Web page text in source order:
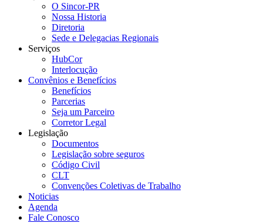
O Sincor-PR
Nossa Historia
Diretoria
Sede e Delegacias Regionais
Serviços
HubCor
Interlocução
Convênios e Benefícios
Benefícios
Parcerias
Seja um Parceiro
Corretor Legal
Legislação
Documentos
Legislação sobre seguros
Código Civil
CLT
Convenções Coletivas de Trabalho
Noticias
Agenda
Fale Conosco